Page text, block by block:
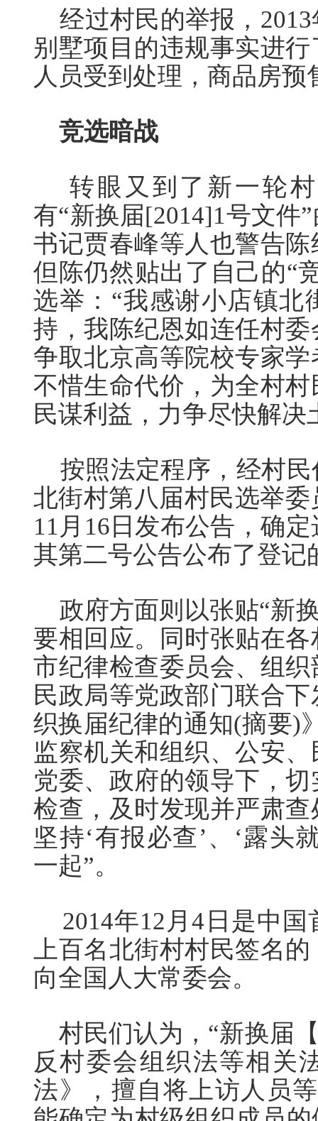
经过村民的举报，2013
别墅项目的违规事实进
人员受到处理，商品房预
竞选暗战
转眼又到了新一轮村
有“新换届[2014]1号文件
书记贾春峰等人也警告
但陈仍然贴出了自己的“
选举：“我感谢小店镇北
持，我陈纪恩如连任村
争取北京高等院校专家
不惜生命代价，为全村
民谋利益，力争尽快解决
按照法定程序，经村民
北街村第八届村民选举
11月16日发布公告，确
其第二号公告公布了登记
政府方面则以张贴“新
要相回应。同时张贴在
市纪律检查委员会、组
民政局等党政部门联合
织换届纪律的通知(摘要)
监察机关和组织、公安
党委、政府的领导下，
检查，及时发现并严肃
坚持‘有报必查’、‘露头
一起”。
2014年12月4日是中国
上百名北街村村民签名
向全国人大常委会。
村民们认为，“新换届
反村委会组织法等相关
法》，擅自将上访人员